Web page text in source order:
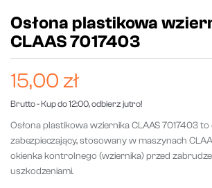
Osłona plastikowa
CLAAS 7017403
15,00 zł
Brutto- Kup do 12:00, odbierz jutro!
Osłona plastikowa wziernika CLAAS 7017403
zabezpieczający, stosowany w maszynach
okienka kontrolnego (wziernika) przed
uszkodzeniami.